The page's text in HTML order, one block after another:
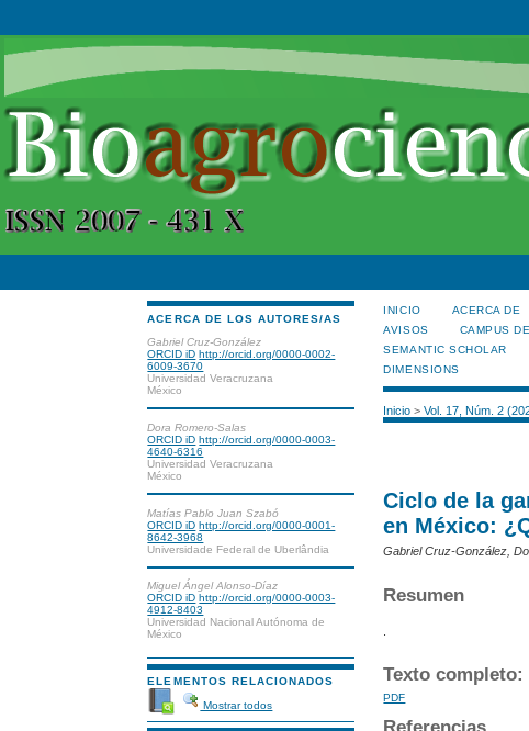
ACERCA DE LOS AUTORES/AS
Gabriel Cruz-González
ORCID iD http://orcid.org/0000-0002-
6009-3670
Universidad Veracruzana
México
Dora Romero-Salas
ORCID iD http://orcid.org/0000-0003-
4640-6316
Universidad Veracruzana
México
Matías Pablo Juan Szabó
ORCID iD http://orcid.org/0000-0001-
8642-3968
Universidade Federal de Uberlândia
Miguel Ángel Alonso-Díaz
ORCID iD http://orcid.org/0000-0003-
4912-8403
Universidad Nacional Autónoma de
México
ELEMENTOS RELACIONADOS
Mostrar todos
INICIO ACERCA DE
AVISOS
CAMPUS
SEMANTIC SCHOLAR
DIMENSIONS
Inicio >Vol. 17, Núm. 2
Ciclo de la
en México:
Gabriel Cruz-González,
Resumen
Texto completo:
PDF